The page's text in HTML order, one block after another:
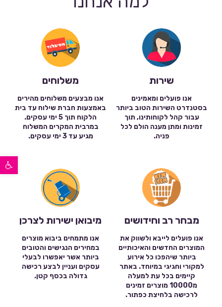
פתח סרגל נגישות
שירות
אנו פועלים ומאמינים
בסטנדרט השירות הטוב ביותר
עבור קהל לקוחותינו, תוך
זמינות ומתן מענה הולם לכל
פניה.
משלוחים
אנו מבצעים משלוחים מהירים
באמצעות חברת שילוח עד בית
הלקוח תוך 5 ימי עסקים.
במרבית המקרים המשלוח
מגיע עד 3 ימי עסקים.
מבחר רב וחידושים
אנו פועלים לייבא ולשווק את
המוצרים החדשים והאיכותיים
ביותר שיהפכו כל אירוע
למקורי וחגיגי במיוחד. באתר
קיימים בכל עת למעלה
מ10000 מוצרים זמינים
לרכישה בלחיצת כפתור.
מיבואן ישירות לצרכן
אנו מתמחים ביבוא מוצרים
במחירים הנגישים והטובים
ביותר אשר יאפשרו לבעלי
עסקים ועניין לבצע רכישה
גדולה בכסף קטן.